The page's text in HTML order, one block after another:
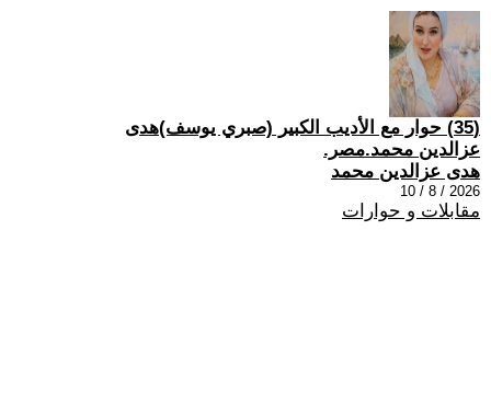
(35) حوار مع الأديب الكبير (صبري يوسف)هدى
عزالدين محمد.مصر.
هدى عزالدين محمد
2026 / 8 / 10
مقابلات و حوارات